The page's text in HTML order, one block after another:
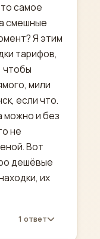
самое
смешные
Я этим
тарифов,
чтобы
мили
если что.
можно и без
не
Вот
дешёвые
их
1 ответ